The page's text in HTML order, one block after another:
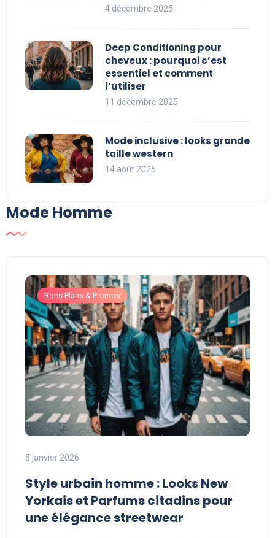
4 décembre 2025
Deep Conditioning pour
cheveux : pourquoi c’est
essentiel et comment
l’utiliser
11 décembre 2025
Mode inclusive : looks grande
taille western
14 août 2025
Mode Homme
Bons Plans & Promos
5 janvier 2026
Style urbain homme : Looks New
Yorkais et Parfums citadins pour
une élégance streetwear